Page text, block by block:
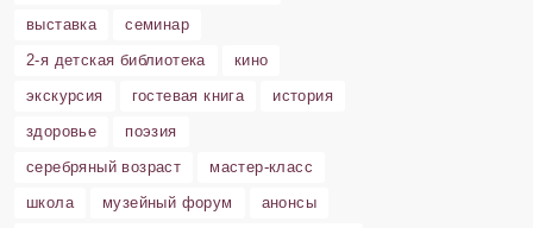
выставка
семинар
2-я детская библиотека
кино
экскурсия
гостевая книга
история
здоровье
поэзия
серебряный возраст
мастер-класс
школа
музейный форум
анонсы